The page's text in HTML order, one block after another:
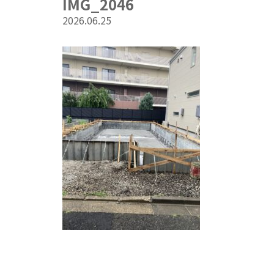
2026.06.25